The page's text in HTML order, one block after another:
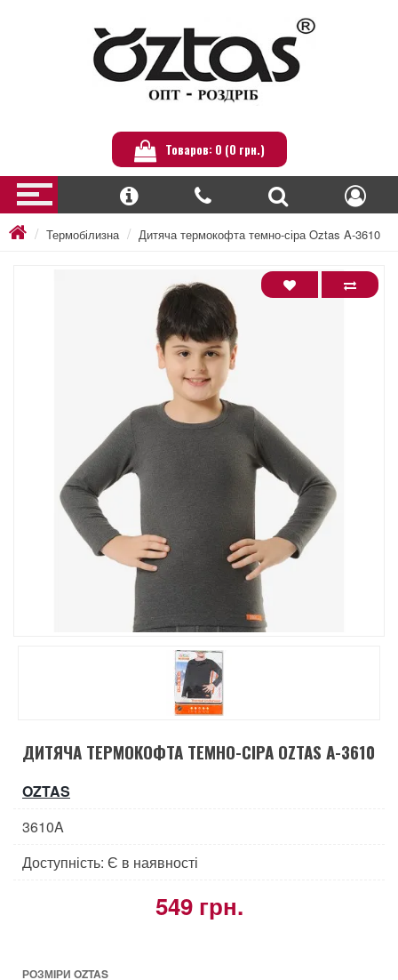
Товаров: 0 (0 грн.)
Термобілизна Дитяча термокофта темно-сіра Oztas A-3610
ДИТЯЧА ТЕРМОКОФТА ТЕМНО-СІРА OZTAS A-3610
OZTAS
3610A
Доступність: Є в наявності
549 грн.
РОЗМІРИ OZTAS